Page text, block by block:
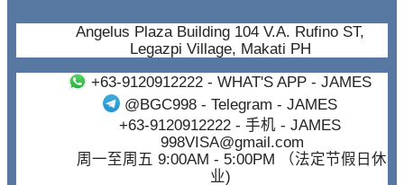
Angelus Plaza Building 104 V.A. Rufino ST,
Legazpi Village, Makati PH
+63-9120912222- WHAT'S APP - JAMES
@BGC998 - Telegram - JAMES
+63-9120912222- 手机 - JAMES
998VISA@gmail.com
周一至周五 9:00AM - 5:00PM （法定节假日休
业)